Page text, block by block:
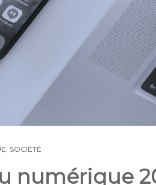
SOCIÉTÉ
numérique